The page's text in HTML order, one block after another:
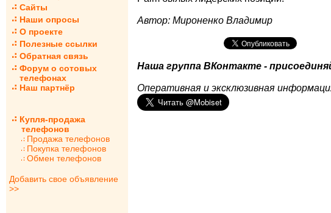
Сайты
Наши опросы
О проекте
Полезные ссылки
Обратная связь
Форум о сотовых
телефонах
Наш партнёр
Купля-продажа
телефонов
Продажа телефонов
Покупка телефонов
Обмен телефонов
Добавить свое объявление
>>
Автор: Мироненко Владимир
Наша группа ВКонтакте -
Оперативная и эксклюзивная